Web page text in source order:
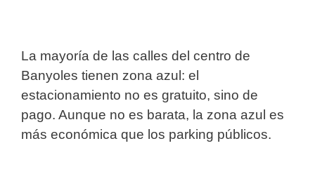
La mayoría de las calles del centro de
Banyoles tienen zona azul: el
estacionamiento no es gratuito, sino de
pago. Aunque no es barata, la zona azul es
más económica que los parking públicos.